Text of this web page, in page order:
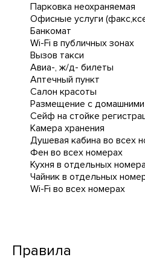
Парковка неохраняемая
Офисные услуги
Банкомат
Wi-Fi в публичных зонах
Вызов такси
Авиа-, ж/д- билеты
Аптечный пункт
Салон красоты
Размещение с
Сейф на стойке
Камера хранения
Душевая кабина во всех
Фен во всех номерах
Кухня в отдельных
Чайник в отдельных
Wi-Fi во всех номерах
Правила